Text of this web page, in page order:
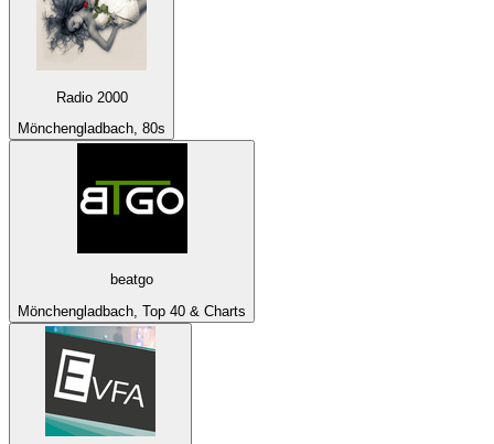
Radio 2000
Mönchengladbach, 80s
beatgo
Mönchengladbach, Top 40 & Charts